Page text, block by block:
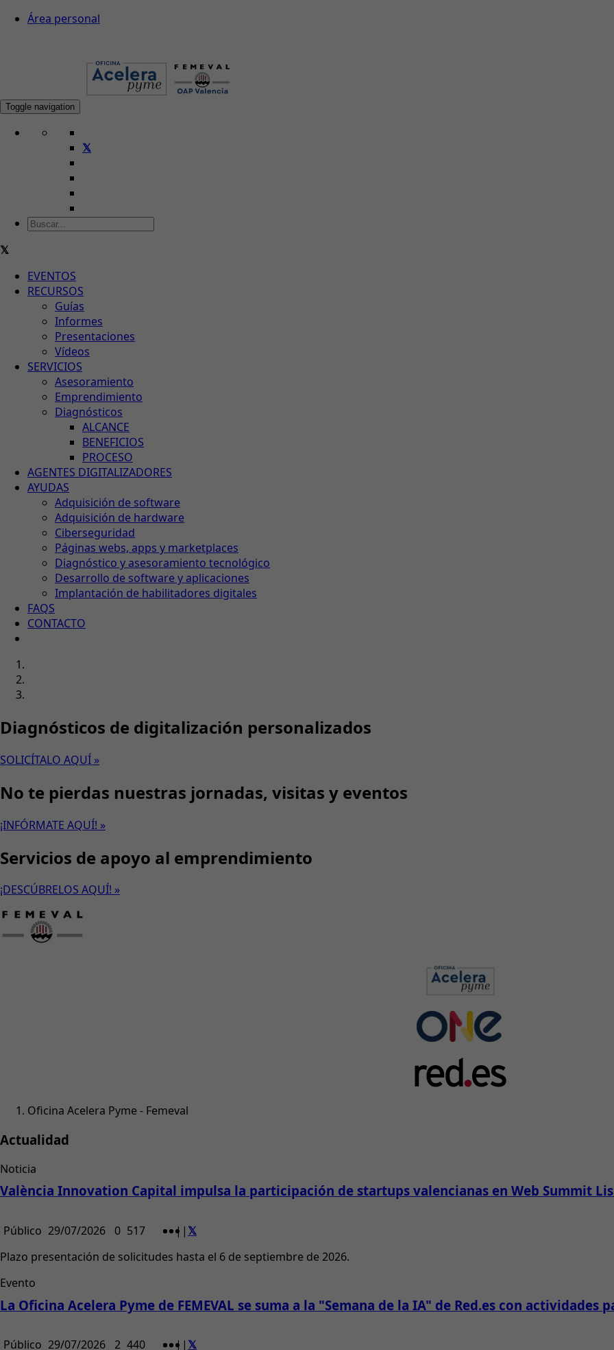
Área personal
Toggle navigation
EVENTOS
RECURSOS
Guías
Informes
Presentaciones
Vídeos
SERVICIOS
Asesoramiento
Emprendimiento
Diagnósticos
ALCANCE
BENEFICIOS
PROCESO
AGENTES DIGITALIZADORES
AYUDAS
Adquisición de software
Adquisición de hardware
Ciberseguridad
Páginas webs, apps y marketplaces
Diagnóstico y asesoramiento tecnológico
Desarrollo de software y aplicaciones
Implantación de habilitadores digitales
FAQS
CONTACTO
Diagnósticos de digitalización personalizados
SOLICÍTALO AQUÍ »
No te pierdas nuestras jornadas, visitas y eventos
¡INFÓRMATE AQUÍ! »
Servicios de apoyo al emprendimiento
¡DESCÚBRELOS AQUÍ! »
Oficina Acelera Pyme - Femeval
Actualidad
Noticia
València Innovation Capital impulsa la participación de startups valencianas en Web Summit
Público 29/07/2026 0 517 | |
Plazo presentación de solicitudes hasta el 6 de septiembre de 2026.
Evento
La Oficina Acelera Pyme de FEMEVAL se suma a la "Semana de la IA" de Red.es con
Público 29/07/2026 2 440 | |